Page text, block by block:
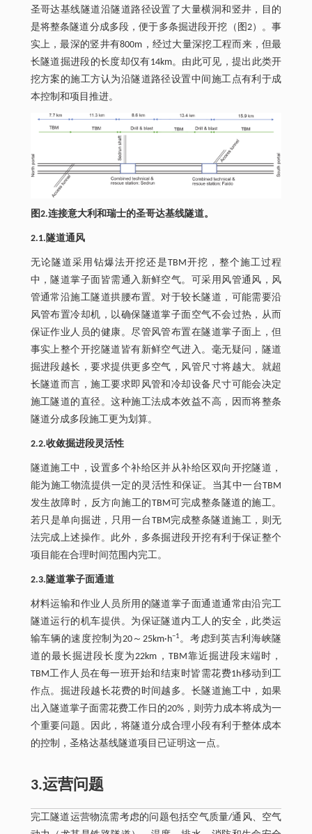
圣哥达基线隧道沿隧道路径设置了大量横洞和竖井，目的
是将整条隧道分成多段，便于多条掘进段开挖（图2）。事
实上，最深的竖井有800m，经过大量深挖工程而来，但最
长隧道掘进段的长度却仅有14km。由此可见，提出此类开
挖方案的施工方认为沿隧道路径设置中间施工点有利于成
本控制和项目推进。
图2.连接意大利和瑞士的圣哥达基线隧道。
2.1.隧道通风
无论隧道采用钻爆法开挖还是TBM开挖，整个施工过程
中，隧道掌子面皆需通入新鲜空气。可采用风管通风，风
管通常沿施工隧道拱腰布置。对于较长隧道，可能需要沿
风管布置冷却机，以确保隧道掌子面空气不会过热，从而
保证作业人员的健康。尽管风管布置在隧道掌子面上，但
事实上整个开挖隧道皆有新鲜空气进入。毫无疑问，隧道
掘进段越长，要求提供更多空气，风管尺寸将越大。就超
长隧道而言，施工要求即风管和冷却设备尺寸可能会决定
施工隧道的直径。这种施工法成本效益不高，因而将整条
隧道分成多段施工更为划算。
2.2.收敛掘进段灵活性
隧道施工中，设置多个补给区并从补给区双向开挖隧道，
能为施工物流提供一定的灵活性和保证。当其中一台TBM
发生故障时，反方向施工的TBM可完成整条隧道的施工。
若只是单向掘进，只用一台TBM完成整条隧道施工，则无
法完成上述操作。此外，多条掘进段开挖有利于保证整个
项目能在合理时间范围内完工。
2.3.隧道掌子面通道
材料运输和作业人员所用的隧道掌子面通道通常由沿完工
隧道运行的机车提供。为保证隧道内工人的安全，此类运
输车辆的速度控制为20～25km·h−1。考虑到英吉利海峡隧
道的最长掘进段长度为22km，TBM靠近掘进段末端时，
TBM工作人员在每一班开始和结束时皆需花费1h移动到工
作点。掘进段越长花费的时间越多。长隧道施工中，如果
出入隧道掌子面需花费工作日的20%，则劳力成本将成为一
个重要问题。因此，将隧道分成合理小段有利于整体成本
的控制，圣格达基线隧道项目已证明这一点。
3.运营问题
完工隧道运营物流需考虑的问题包括空气质量/通风、空气